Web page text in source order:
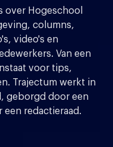
over Hogeschool
columns,
video's en
Van een
voor tips,
Trajectum werkt in
geborgd door een
redactieraad.